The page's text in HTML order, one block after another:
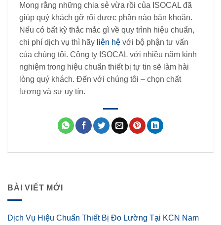
Mong rằng những chia sẻ vừa rồi của ISOCAL đã
giúp quý khách gỡ rối được phần nào băn khoăn.
Nếu có bất kỳ thắc mắc gì về quy trình hiệu chuẩn,
chi phí dịch vụ thì hãy liên hệ với bộ phận tư vấn
của chúng tôi. Công ty ISOCAL với nhiều năm kinh
nghiệm trong hiệu chuẩn thiết bị tự tin sẽ làm hài
lòng quý khách. Đến với chúng tôi – chọn chất
lượng và sự uy tín.
BÀI VIẾT MỚI
Dịch Vụ Hiệu Chuẩn Thiết Bị Đo Lường Tại KCN Nam